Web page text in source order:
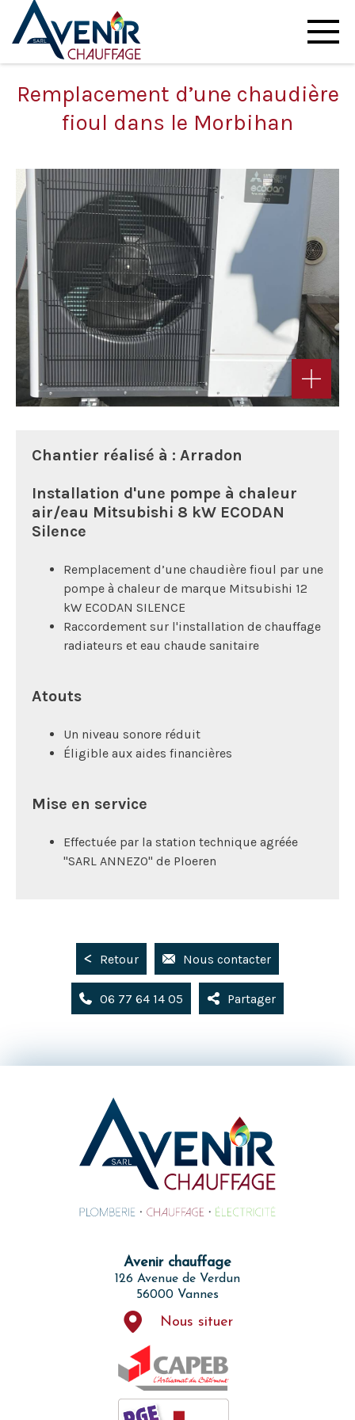
Remplacement d’une chaudière
fioul dans le Morbihan
Chantier réalisé à : Arradon
Installation d'une pompe à chaleur
air/eau Mitsubishi 8 kW ECODAN
Silence
Remplacement d’une chaudière fioul par une
pompe à chaleur de marque Mitsubishi 12
kW ECODAN SILENCE
Raccordement sur l'installation de chauffage
radiateurs et eau chaude sanitaire
Atouts
Un niveau sonore réduit
Éligible aux aides financières
Mise en service
Effectuée par la station technique agréée
"SARL ANNEZO" de Ploeren
Retour Nous contacter
06 77 64 14 05 Partager
Avenir chauffage
126 Avenue de Verdun
56000 Vannes
Nous situer